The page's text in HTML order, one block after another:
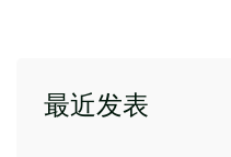
最近发表